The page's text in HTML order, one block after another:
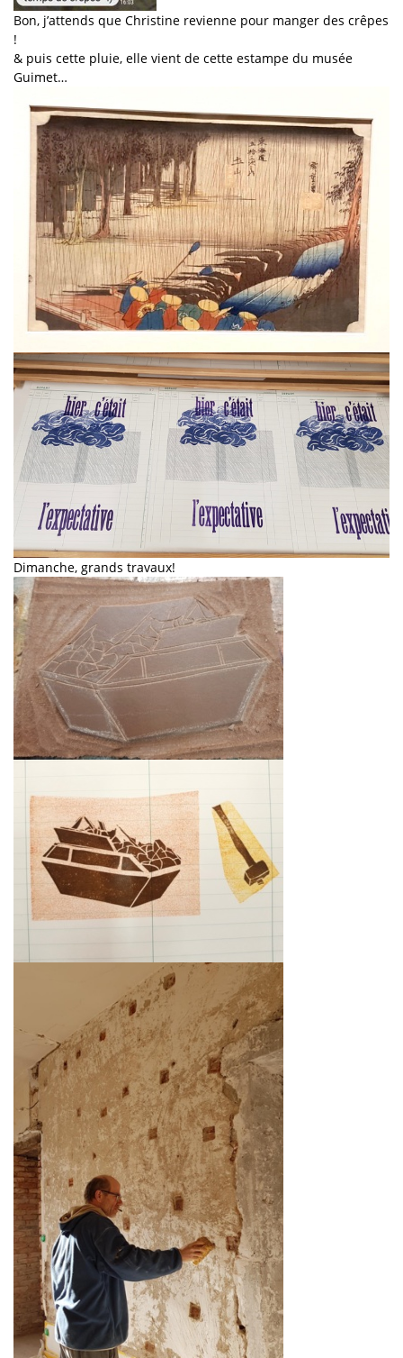
Bon, j’attends que Christine revienne pour manger des crêpes
!
& puis cette pluie, elle vient de cette estampe du musée
Guimet…
Dimanche, grands travaux!